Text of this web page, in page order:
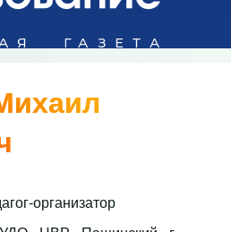
организатор